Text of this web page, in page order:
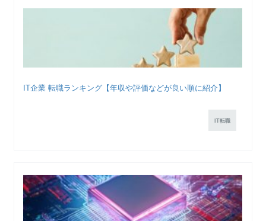
IT企業 転職ランキング【年収や評価などが良い順に紹介】
IT転職